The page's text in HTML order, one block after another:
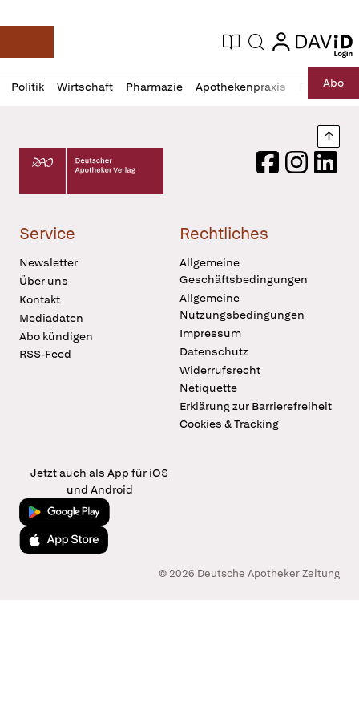
Deutsche Apotheker Zeitung
Aktuelle Ausgabe
Suche login
login
Politik Wirtschaft Pharmazie Apothekenpraxis RechtAbo
Profil
öffnen
Daz
Pur
Deutscher Apotheker Verlag Logo
FacebookInstagram
Service
Newsletter
Über uns
Kontakt
Mediadaten
Abo kündigen
RSS-Feed
Rechtliches
Allgemeine
Geschäftsbedingungen
Allgemeine
Nutzungsbedingungen
Impressum
Datenschutz
Widerrufsrecht
Netiquette
Erklärung zur Barrierefreiheit
Cookies & Tracking
Jetzt auch als App für iOS
und Android
Jetzt bei Google Play
Laden im App Store
© 2026 Deutsche Apotheker Zeitung